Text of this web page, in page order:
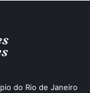
do Rio de Janeiro